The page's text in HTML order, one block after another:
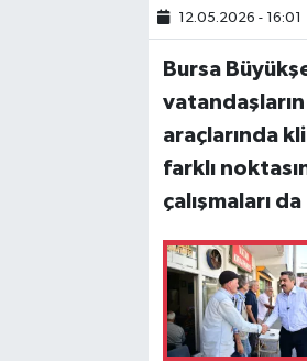
12.05.2026 - 16:01
Bursa
araçlarında
farklı
çalışmaları
Bilim, Teknoloji